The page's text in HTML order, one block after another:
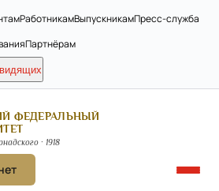
РаботникамВыпускникамПресс-служба
Партнёрам
ФЕДЕРАЛЬНЫЙ
· 1918